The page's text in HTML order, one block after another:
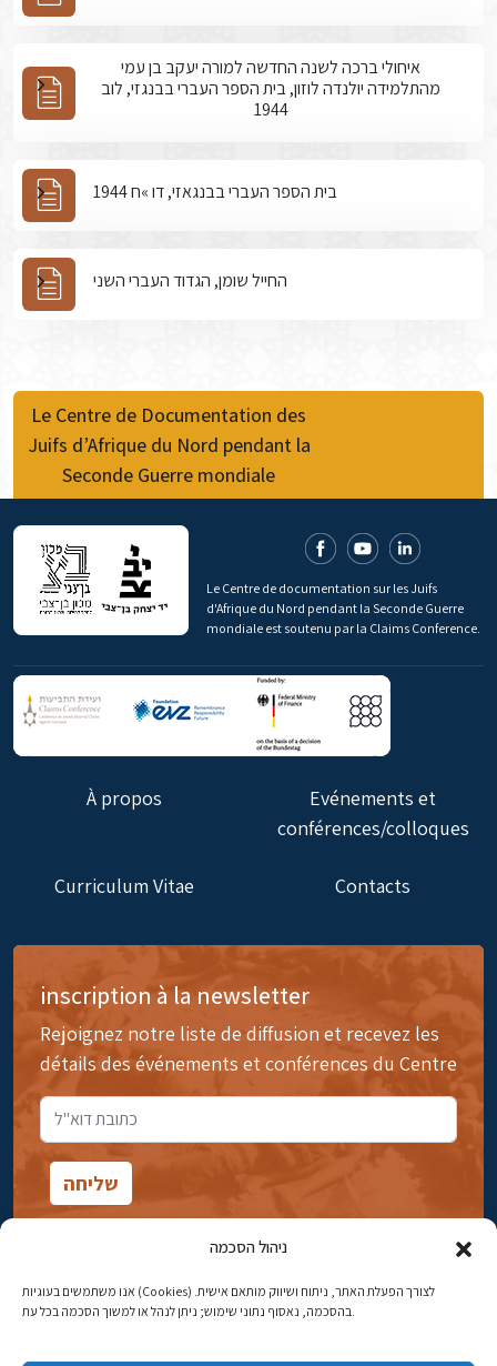
ניהול הסכמה
אנו משתמשים בעוגיות (Cookies) לצורך הפעלת האתר, ניתוח ושיווק מותאם אישית.
בהסכמה, נאסוף נתוני שימוש; ניתן לנהל או למשוך הסכמה בכל עת.
איחולי ברכה לשנה החדשה למורה יעקב בן עמי
מהתלמידה יולנדה לוזון, בית הספר העברי בבנגזי, לוב
1944
בית הספר העברי בבנגאזי, דו »ח 1944
החייל שומן, הגדוד העברי השני
Le Centre de Documentation des
Juifs d’Afrique du Nord pendant la
Seconde Guerre mondiale
Le Centre de documentation sur les Juifs
d'Afrique du Nord pendant la Seconde Guerre
mondiale est soutenu par la Claims Conference.
À propos
Evénements et
conférences/colloques
Curriculum Vitae Contacts
inscription à la newsletter
Rejoignez notre liste de diffusion et recevez les
détails des événements et conférences du Centre
14rue Ibn Gavirol, Rehavia, Jérusalem